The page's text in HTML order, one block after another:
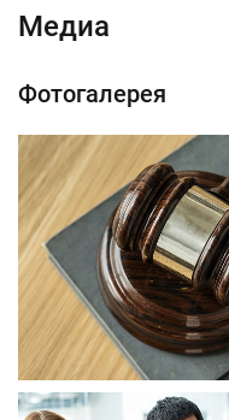
Медиа
Фотогалерея